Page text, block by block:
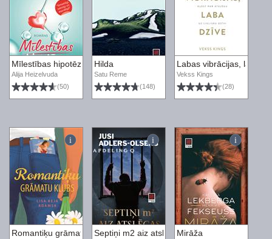
Mīlestības hipotēze
Alija Heizelvuda
(50)
Hilda
Satu Reme
(148)
Labas vibrācijas, laba
Vekss Kings
(28)
Romantiķu grāmatu klubsSeptiņi m2 aiz atslēgasMirāža